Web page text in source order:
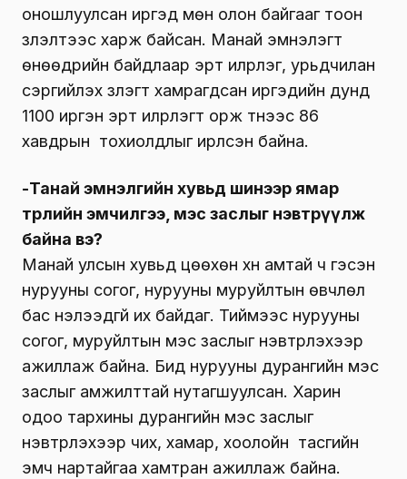
оношлуулсан иргэд мөн олон байгааг тоон
үзүүлэлтээс харж байсан. Манай эмнэлэгт
өнөөдрийн байдлаар эрт илрүүлэг, урьдчилан
сэргийлэх үзлэгт хамрагдсан иргэдийн дунд
1100 иргэн эрт илрүүлэгт орж түүнээс 86
хавдрын тохиолдлыг ирүүлсэн байна.
-Танай эмнэлгийн хувьд шинээр ямар
төрлийн эмчилгээ, мэс заслыг нэвтрүүлж
байна вэ?
Манай улсын хувьд цөөхөн хүн амтай ч гэсэн
нурууны согог, нурууны муруйлтын өвчлөл
бас нэлээдгүй их байдаг. Тиймээс нурууны
согог, муруйлтын мэс заслыг нэвтрүүлэхээр
ажиллаж байна. Бид нурууны дурангийн мэс
заслыг амжилттай нутагшуулсан. Харин
одоо тархины дурангийн мэс заслыг
нэвтрүүлэхээр чих, хамар, хоолойн тасгийн
эмч нартайгаа хамтран ажиллаж байна.